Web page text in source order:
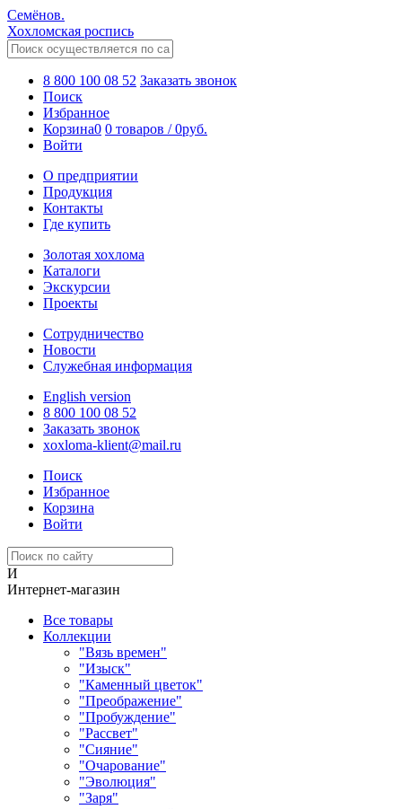
Семёнов.
Хохломская роспись
8 800 100 08 52 Заказать звонок
Поиск
Избранное
Корзина0 0 товаров /0руб.
Войти
О предприятии
Продукция
Контакты
Где купить
Золотая хохлома
Каталоги
Экскурсии
Проекты
Сотрудничество
Новости
Служебная информация
English version
8 800 100 08 52
Заказать звонок
xoxloma-klient@mail.ru
Поиск
Избранное
Корзина
Войти
И
Интернет-магазин
Все товары
Коллекции
"Вязь времен"
"Изыск"
"Каменный цветок"
"Преображение"
"Пробуждение"
"Рассвет"
"Сияние"
"Очарование"
"Эволюция"
"Заря"